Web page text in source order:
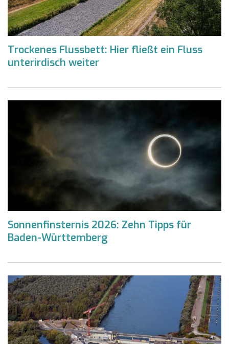
Trockenes Flussbett: Hier fließt ein Fluss
unterirdisch weiter
Sonnenfinsternis 2026: Zehn Tipps für
Baden-Württemberg